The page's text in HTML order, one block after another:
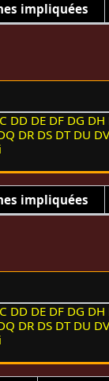
impliquées
DD DE DF DG DH
DR DS DT DU DV
impliquées
DD DE DF DG DH
DR DS DT DU DV